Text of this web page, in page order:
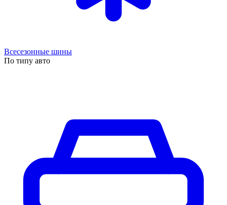
Всесезонные шины
По типу авто